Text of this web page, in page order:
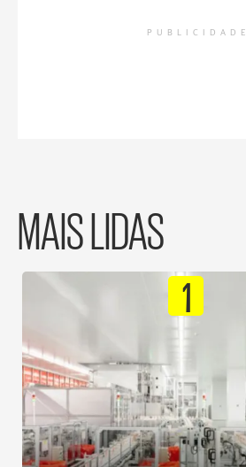
PUBLICIDADE
MAIS LIDAS
1